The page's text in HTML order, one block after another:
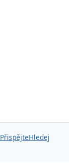
PřispějteHledej